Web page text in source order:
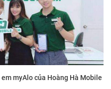
myAlo của Hoàng Hà Mobile